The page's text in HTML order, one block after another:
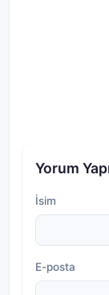
Yorum
İsim
E-posta